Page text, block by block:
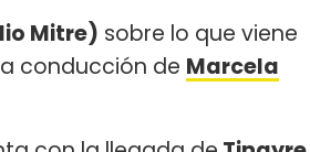
Mitre) sobre lo que viene
conducción de Marcela